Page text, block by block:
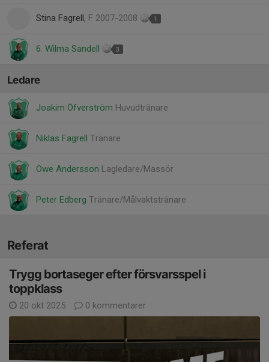
Stina Fagrell, F 2007-2008 1
6. Wilma Sandell 3
Ledare
Joakim Öfverström Huvudtränare
Niklas Fagrell Tränare
Owe Andersson Lagledare/Massör
Peter Edberg Tränare/Målvaktstränare
Referat
Trygg bortaseger efter försvarsspel i
toppklass
20 okt 2025 0 kommentarer